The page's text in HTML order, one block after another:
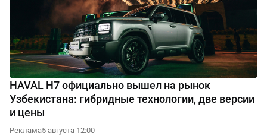
HAVAL H7 официально вышел на рынок
Узбекистана: гибридные технологии, две версии
и цены
Реклама5 августа 12:00